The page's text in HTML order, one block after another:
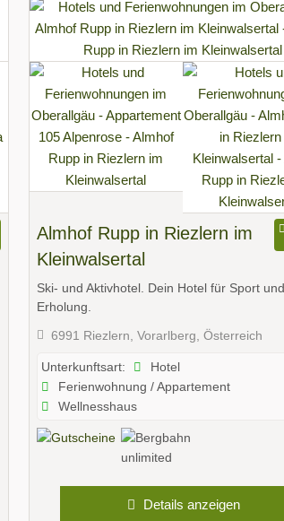
Almhof Rupp in Riezlern im
Kleinwalsertal
Ski- und Aktivhotel. Dein Hotel für Sport und
Erholung.
6991 Riezlern, Vorarlberg, Österreich
Unterkunftsart:
Hotel
Ferienwohnung / Appartement
Wellnesshaus
Details anzeigen